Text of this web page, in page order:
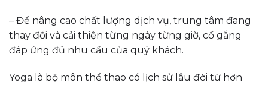
– Để nâng cao chất lượng dịch vụ, trung tâm đang
thay đổi và cải thiện từng ngày từng giờ, cố gắng
đáp ứng đủ nhu cầu của quý khách.
Yoga là bộ môn thể thao có lịch sử lâu đời từ hơn